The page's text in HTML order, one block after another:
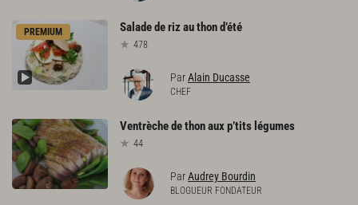
PREMIUM Saladederizauthond’été
478
ParAlain Ducasse
CHEF
Ventrèchedethonauxp’tits légumes
44
ParAudrey Bourdin
BLOGUEUR FONDATEUR